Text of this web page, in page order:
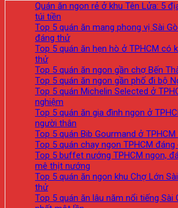
Quán ăn ngon rẻ ở khu Tên Lửa: 5
túi tiền
Top 5 quán ăn mang phong vị Sài
đáng thử
Top 5 quán ăn hẹn hò ở TPHCM có
thử
Top 5 quán ăn ngon gần chợ Bến
Top 5 quán ăn ngon gần phố đi bộ
Top 5 quán Michelin Selected ở
nghiệm
Top 5 quán ăn gia đình ngon ở
người thân
Top 5 quán Bib Gourmand ở
Top 5 quán chay ngon TPHCM
Top 5 buffet nướng TPHCM ngon,
mê thịt nướng
Top 5 quán ăn ngon khu Chợ Lớn
thử
Top 5 quán ăn lâu năm nổi tiếng